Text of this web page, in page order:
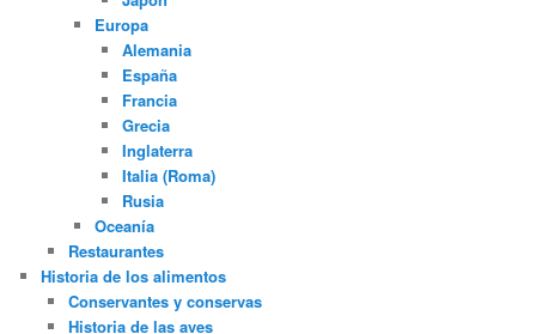
Europa
Alemania
España
Francia
Grecia
Inglaterra
Italia (Roma)
Rusia
Oceanía
Restaurantes
Historia de los alimentos
Conservantes y conservas
Historia de las aves